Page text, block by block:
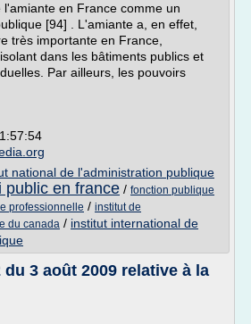
en France comme un
[94] . L'amiante a, en effet,
très importante en France,
dans les bâtiments publics et
Par ailleurs, les pouvoirs
national de l'administration publique
public en france / fonction publique
professionnelle / institut de
du canada / institut international de
du 3 août 2009 relative à la